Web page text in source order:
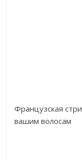
Французская
вашим волосам